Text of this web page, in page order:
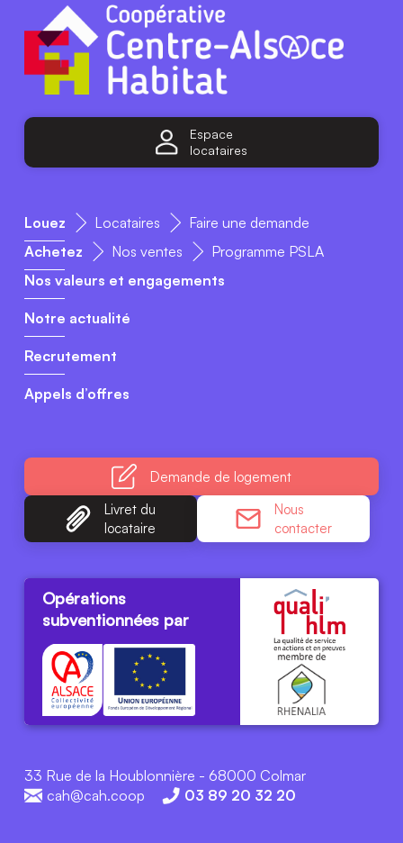
Espace
locataires
Louez Locataires
Faire une demande
Achetez
Nos ventes
Programme PSLA
Nos valeurs et engagements
Notre actualité
Recrutement
Appels d’offres
Opérations
subventionnées par
33 Rue de la Houblonnière - 68000 Colmar
cah@cah.coop
03 89 20 32 20
Demande de logement
Livret du
locataire
Nous
contacter